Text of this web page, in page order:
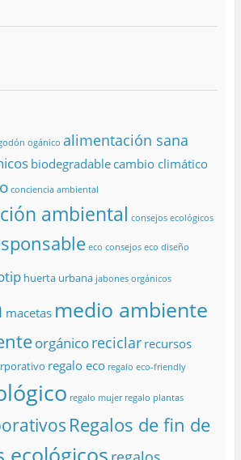
ogánico alimentación sana
biodegradable cambio climático
conciencia ambiental
ambiental consejos ecológicos
eco consejos eco diseño
huerta urbana jabones orgánicos
macetas medio ambiente
orgánicoreciclar recursos
regalo eco regalo eco-friendly
regalo mujer regalo plantas
Regalos de fin de